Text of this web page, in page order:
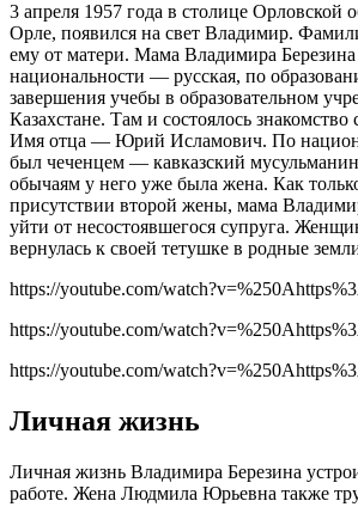
3 апреля 1957 года в столице Орловской
Орле, появился на свет Владимир.
ему от матери. Мама Владимира
национальности — русская, по
завершения учебы в образовательном
Казахстане. Там и состоялось
Имя отца — Юрий Исламович. По
был чеченцем — кавказский
обычаям у него уже была жена. Как
присутствии второй жены, мама
уйти от несостоявшегося супруга.
вернулась к своей тетушке в родные
https://youtube.com/
https://youtube.com/
https://youtube.com/
Личная жизнь
Личная жизнь Владимира Березина
работе. Жена Людмила Юрьевна также